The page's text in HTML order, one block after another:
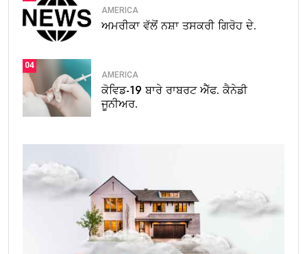
AMERICA
ਅਮਰੀਕਾ ਵੱਲੋਂ ਨਸ਼ਾ ਤਸਕਰੀ ਗਿਰੋਹ ਦੇ.
04
AMERICA
ਕੋਵਿਡ-19 ਬਾਰੇ ਰਾਬਰਟ ਐੱਫ. ਕੈਨੇਡੀ
ਜੂਨੀਅਰ.